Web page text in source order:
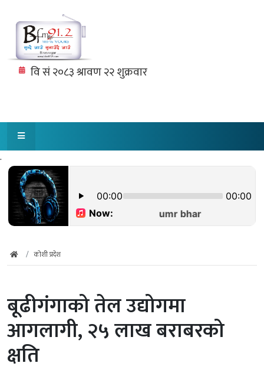
.
कोशी प्रदेश
बूढीगंगाको तेल उद्योगमा
आगलागी, २५ लाख बराबरको
क्षति